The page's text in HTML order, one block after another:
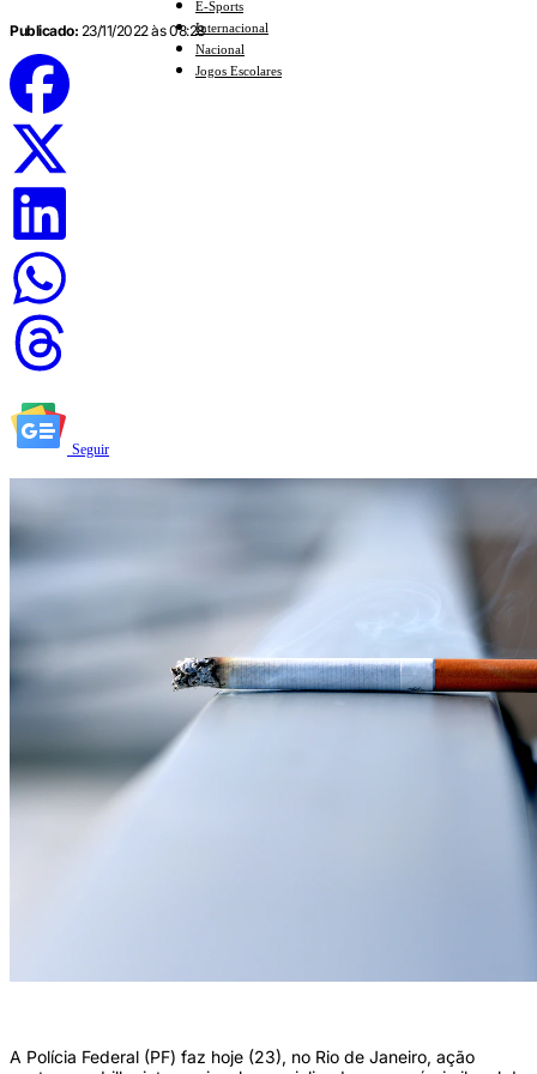
E-Sports
Internacional
Nacional
Jogos Escolares
Publicado: 23/11/2022 às 08:28
Seguir
A Polícia Federal (PF) faz hoje (23), no Rio de Janeiro, ação